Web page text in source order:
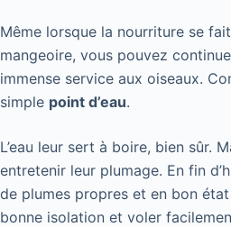
Même lorsque la nourriture se
mangeoire, vous pouvez
immense service aux oiseaux.
simple point d’eau.
L’eau leur sert à boire, bien sûr.
entretenir leur plumage. En fin
de plumes propres et en bon
bonne isolation et voler